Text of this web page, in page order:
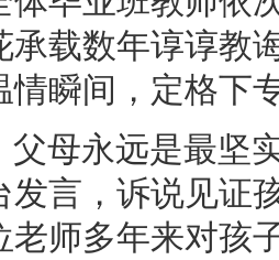
承载数年谆谆教
情瞬间，定格下
父母永远是最坚
发言，诉说见证
老师多年来对孩